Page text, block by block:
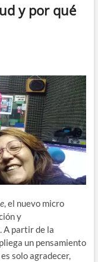
d
e
y por qué
, el nuevo micro
y
A partir de la
un pensamiento
solo agradecer,